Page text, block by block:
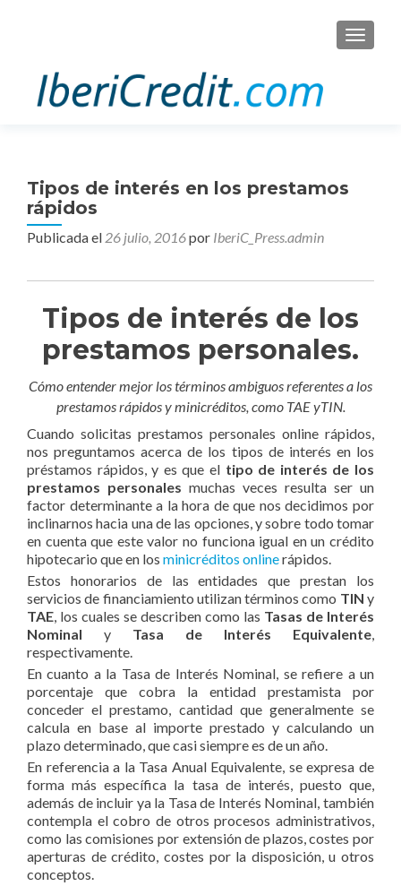
Tipos de interés en los prestamos
rápidos
Publicada el 26 julio, 2016por IberiC_Press.admin
Tipos de interés de los
prestamos personales.
Cómo entender mejor los términos ambiguos referentes a los
prestamos rápidos y minicréditos, como TAE yTIN.
Cuando solicitas prestamos personales online rápidos,
nos preguntamos acerca de los tipos de interés en los
préstamos rápidos, y es que el tipo de interés de los
prestamos personales muchas veces resulta ser un
factor determinante a la hora de que nos decidimos por
inclinarnos hacia una de las opciones, y sobre todo tomar
en cuenta que este valor no funciona igual en un crédito
hipotecario que en los minicréditos onlinerápidos.
Estos honorarios de las entidades que prestan los
servicios de financiamiento utilizan términos como TINy
TAE, los cuales se describen como las Tasas de Interés
Nominal y Tasa de Interés Equivalente,
respectivamente.
En cuanto a la Tasa de Interés Nominal, se refiere a un
porcentaje que cobra la entidad prestamista por
conceder el prestamo, cantidad que generalmente se
calcula en base al importe prestado y calculando un
plazo determinado, que casi siempre es de un año.
En referencia a la Tasa Anual Equivalente, se expresa de
forma más específica la tasa de interés, puesto que,
además de incluir ya la Tasa de Interés Nominal, también
contempla el cobro de otros procesos administrativos,
como las comisiones por extensión de plazos, costes por
aperturas de crédito, costes por la disposición, u otros
conceptos.